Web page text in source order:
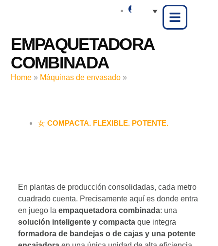
EMPAQUETADORA
COMBINADA
Home » Máquinas de envasado »
COMPACTA. FLEXIBLE. POTENTE.
En plantas de producción consolidadas, cada metro
cuadrado cuenta. Precisamente aquí es donde entra
en juego la empaquetadora combinada: una
solución inteligente y compactaque integra
formadora de bandejas o de cajas y una potente